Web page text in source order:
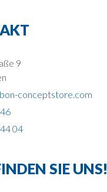
9
conceptstore.com
04
SIE UNS!